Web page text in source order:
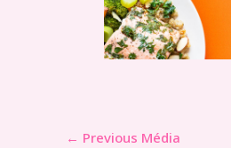
← Previous Média